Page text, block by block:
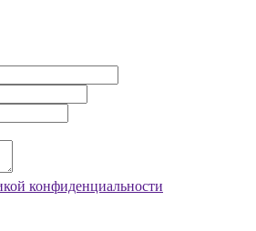
конфиденциальности